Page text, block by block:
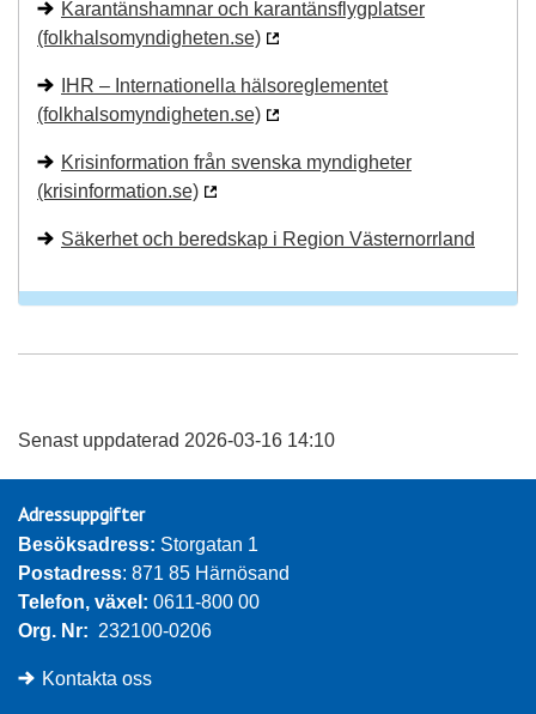
Karantänshamnar och karantänsflygplatser
(folkhalsomyndigheten.se)
IHR – Internationella hälsoreglementet
(folkhalsomyndigheten.se)
Krisinformation från svenska myndigheter
(krisinformation.se)
Säkerhet och beredskap i Region Västernorrland
Senast uppdaterad 2026-03-16 14:10
Adressuppgifter
Besöksadress: Storgatan 1
Postadress: 871 85 Härnösand
Telefon, växel: 0611-800 00
Org. Nr: 232100-0206
Kontakta oss